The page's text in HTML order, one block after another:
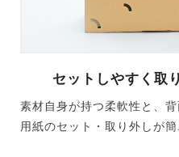
セットしやすく取
素材自身が持つ柔軟性と、背
用紙のセット・取り外しが簡